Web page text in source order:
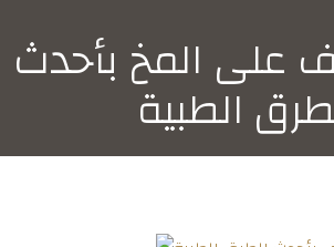
على المخ بأحدث
الطبية